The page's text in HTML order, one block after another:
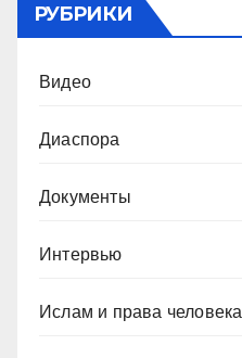
РУБРИКИ
Видео
Диаспора
Документы
Интервью
Ислам и права человека